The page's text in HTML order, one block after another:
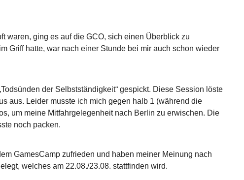
waren, ging es auf die GCO, sich einen Überblick zu
Griff hatte, war nach einer Stunde bei mir auch schon wieder
der Selbstständigkeit“ gespickt. Diese Session löste
aus. Leider musste ich mich gegen halb 1 (während die
um meine Mitfahrgelegenheit nach Berlin zu erwischen. Die
noch packen.
GamesCamp zufrieden und haben meiner Meinung nach
welches am 22.08./23.08. stattfinden wird.